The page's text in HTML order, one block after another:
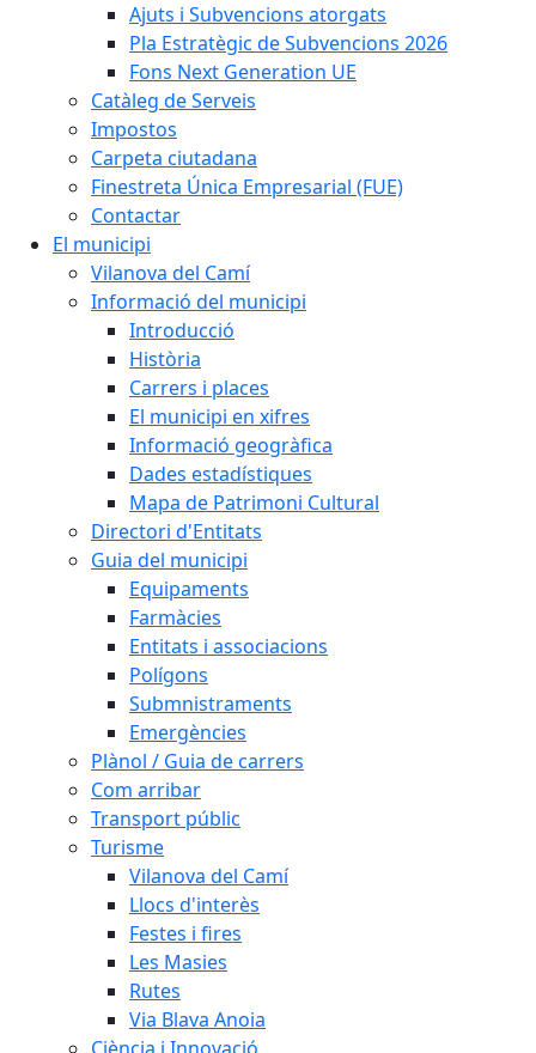
Ajuts i Subvencions atorgats
Pla Estratègic de Subvencions 2026
Fons Next Generation UE
Catàleg de Serveis
Impostos
Carpeta ciutadana
Finestreta Única Empresarial (FUE)
Contactar
El municipi
Vilanova del Camí
Informació del municipi
Introducció
Història
Carrers i places
El municipi en xifres
Informació geogràfica
Dades estadístiques
Mapa de Patrimoni Cultural
Directori d'Entitats
Guia del municipi
Equipaments
Farmàcies
Entitats i associacions
Polígons
Submnistraments
Emergències
Plànol / Guia de carrers
Com arribar
Transport públic
Turisme
Vilanova del Camí
Llocs d'interès
Festes i fires
Les Masies
Rutes
Via Blava Anoia